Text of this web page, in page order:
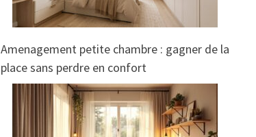
Amenagement petite chambre : gagner de la
place sans perdre en confort